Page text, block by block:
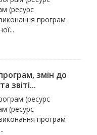
(ресурс
програм
змін до
звіті...
(ресурс
(ресурс
програм